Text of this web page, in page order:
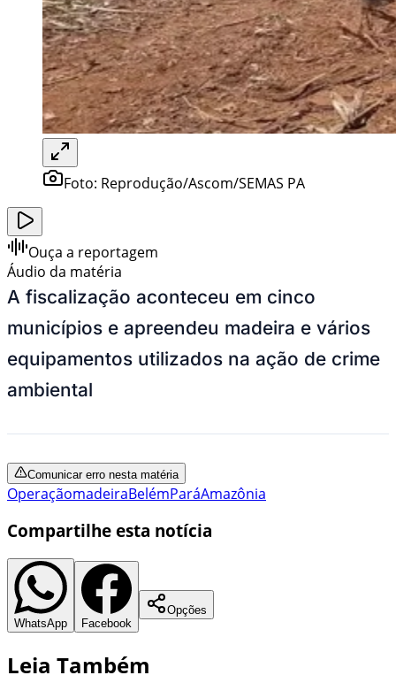
Foto: Reprodução/Ascom/SEMAS PA
Ouça a reportagem
Áudio da matéria
A fiscalização aconteceu em cinco
municípios e apreendeu madeira e vários
equipamentos utilizados na ação de crime
ambiental
Comunicar erro nesta matéria
OperaçãomadeiraBelémParáAmazônia
Compartilhe esta notícia
WhatsApp Facebook
Opções
Leia Também